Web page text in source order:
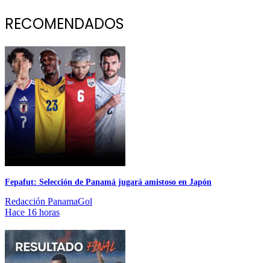
RECOMENDADOS
Fepafut: Selección de Panamá jugará amistoso en Japón
Redacción PanamaGol
Hace 16 horas